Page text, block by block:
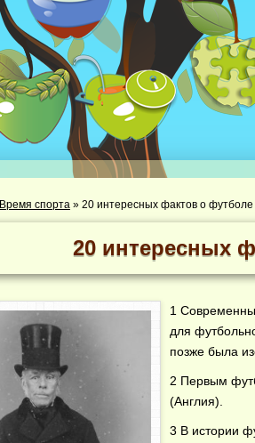
Время спорта » 20 интересных фактов о футболе
20 интересных
1
для
позже была
2 Первым
(Англия).
3 В истории